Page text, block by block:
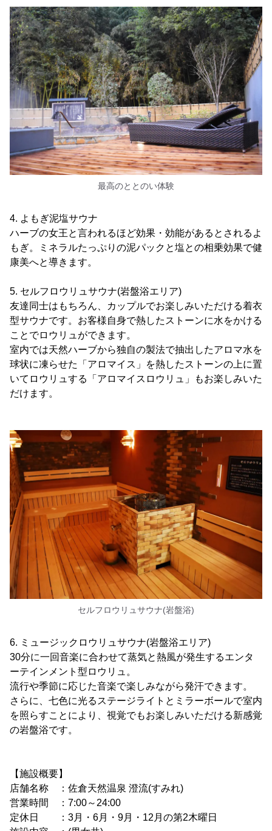
最高のととのい体験
4. よもぎ泥塩サウナ
ハーブの女王と言われるほど効果・効能があるとされるよ
もぎ。ミネラルたっぷりの泥パックと塩との相乗効果で健
康美へと導きます。
5. セルフロウリュサウナ(岩盤浴エリア)
友達同士はもちろん、カップルでお楽しみいただける着衣
型サウナです。お客様自身で熱したストーンに水をかける
ことでロウリュができます。
室内では天然ハーブから独自の製法で抽出したアロマ水を
球状に凍らせた「アロマイス」を熱したストーンの上に置
いてロウリュする「アロマイスロウリュ」もお楽しみいた
だけます。
セルフロウリュサウナ(岩盤浴)
6. ミュージックロウリュサウナ(岩盤浴エリア)
30分に一回音楽に合わせて蒸気と熱風が発生するエンタ
ーテインメント型ロウリュ。
流行や季節に応じた音楽で楽しみながら発汗できます。
さらに、七色に光るステージライトとミラーボールで室内
を照らすことにより、視覚でもお楽しみいただける新感覚
の岩盤浴です。
【施設概要】
店舗名称 ：佐倉天然温泉 澄流(すみれ)
営業時間 ：7:00～24:00
定休日 ：3月・6月・9月・12月の第2木曜日